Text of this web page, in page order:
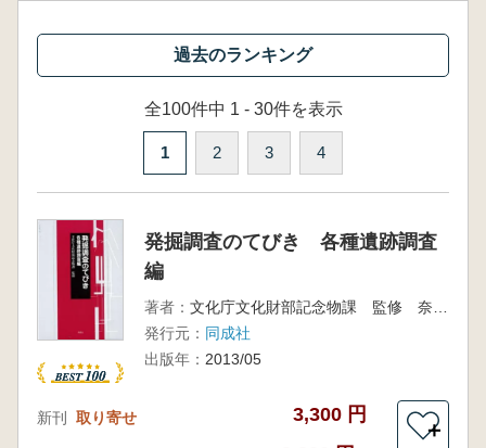
全100件中 1 - 30件を表示
1 2 3 4
発掘調査のてびき 各種遺跡調査
編
著者：
発行元： 同成社
出版年： 2013/05
新刊 取り寄せ 3,300 円
＋